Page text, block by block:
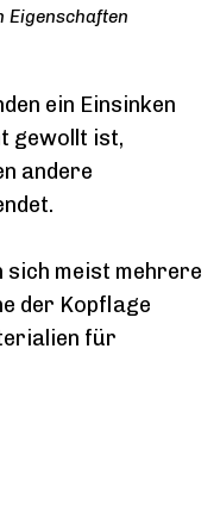
Eigenschaften
ein Einsinken
gewollt ist,
andere
meist mehrere
der Kopflage
für